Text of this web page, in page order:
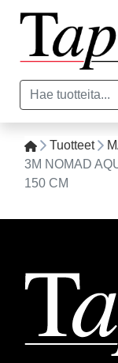
Tuotteet
3M NOMAD
150 CM